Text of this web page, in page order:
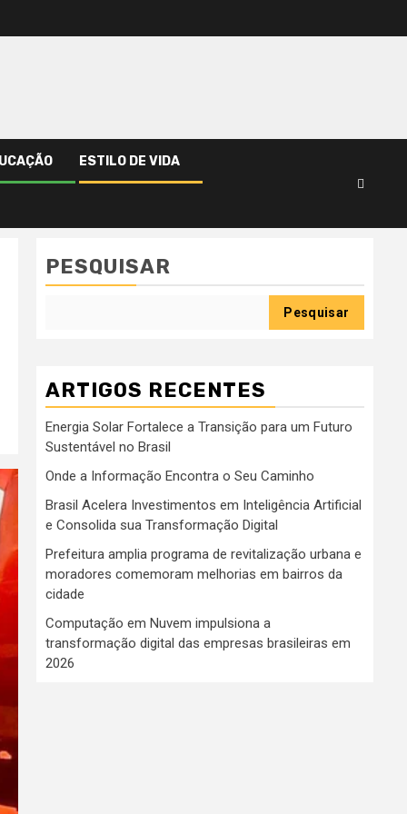
ESTILO DE VIDA
PESQUISAR
Pesquisar
ARTIGOS RECENTES
Energia Solar Fortalece a Transição para um Futuro
Sustentável no Brasil
Onde a Informação Encontra o Seu Caminho
Brasil Acelera Investimentos em Inteligência Artificial
e Consolida sua Transformação Digital
Prefeitura amplia programa de revitalização urbana e
moradores comemoram melhorias em bairros da
cidade
Computação em Nuvem impulsiona a
transformação digital das empresas brasileiras em
2026